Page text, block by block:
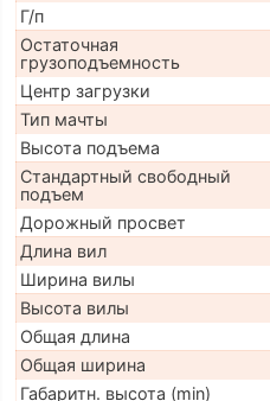
Г/п
Остаточная
грузоподъемность
Центр загрузки
Тип мачты
Высота подъема
Стандартный свободный
подъем
Дорожный просвет
Длина вил
Ширина вилы
Высота вилы
Общая длина
Общая ширина
Габаритн. высота (min)